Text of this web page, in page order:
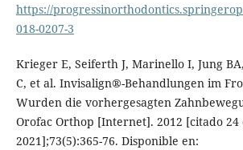
https://
018-0207-3
Krieger E, Seiferth J, Marinello I, Jung
C, et al. Invisalign®-Behandlungen im
Wurden die vorhergesagten
Orofac Orthop [Internet]. 2012 [citado
2021];73(5):365-76. Disponible en: